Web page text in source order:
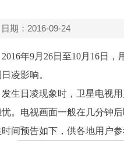
期：2016-09-24
2016年9月26日至10月16日
凌影响。
发生日凌现象时，卫星电视
忧。电视画面一般在几分钟
间预告如下，供各地用户参